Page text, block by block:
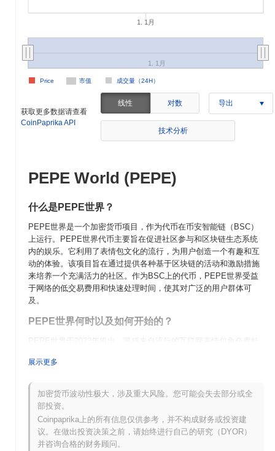
1. 1月
市值 成交量（24H）
Price
1. 1月
获取更多数据请查看
CoinPaprika API
线性 对数 导出
技术分析
PEPE World (PEPE)
什么是PEPE世界？
PEPE世界是一个加密货币项目，作为代币在币安智能链（BSC）
上运行。PEPE世界代币主要旨在促进社区参与和区块链生态系统
内的娱乐。它利用了表情包文化的流行，为用户创造一个有趣和互
动的体验。该项目旨在通过提供各种基于区块链的活动和激励措施
来培养一个充满活力的社区。作为BSC上的代币，PEPE世界受益
于网络的低交易费用和快速处理时间，使其对广泛的用户群体可
及。
PEPE世界何时以及如何开始的？
PEPE世界于2023年推出，灵感来自流行的互联网表情包角色青蛙
密货币。由于其基于表情包的起源，该币迅速引起关注，并在推出
社区的快速增长，这帮助提升了其在加密领域的可见度。
PEPE世界接下来有什么计划？
PEPE世界正在为一个激动人心的阶段做准备，路线图上有几个关
键发展。该项目计划通过推出一个专为表情包代币量身定制的去中
展示更多
加密货币波动性极大，涉及重大风险。您可能会失去部分或全
部投资。
Coinpaprika上的所有信息仅供参考，并不构成财务或投资建
议。在做出投资决策之前，请始终进行自己的研究（DYOR）
并咨询合格的财务顾问。